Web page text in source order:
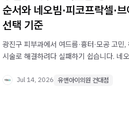
순서와 네오빔·피코프락셀·
선택 기준
광진구 피부과에서 여드름·흉터·모공 고민,
시술로 해결하려다 실패하기 쉽습니다. 네
치료 순서를 자세히 안내합니다.
Jul 14, 2026 유앤아이의원 건대점